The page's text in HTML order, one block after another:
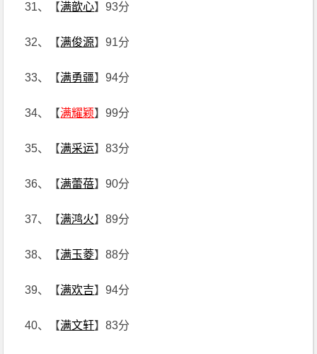
31、【满歆心】93分
32、【满俊源】91分
33、【满勇疆】94分
34、【满耀颖】99分
35、【满采运】83分
36、【满蕾蓓】90分
37、【满鸿火】89分
38、【满玉菱】88分
39、【满欢吉】94分
40、【满文轩】83分